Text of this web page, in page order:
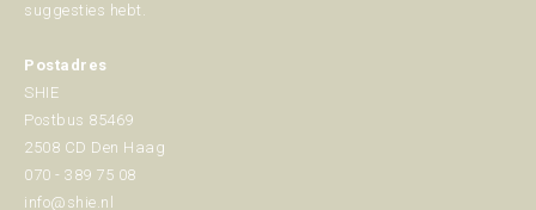
suggesties hebt.
Postadres
SHIE
Postbus 85469
2508 CD Den Haag
070 - 389 75 08
info@shie.nl